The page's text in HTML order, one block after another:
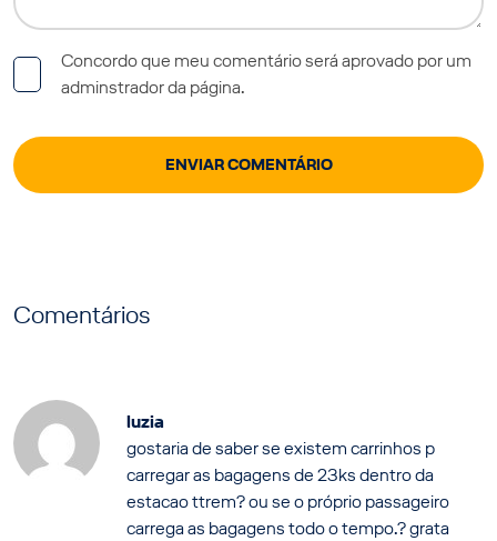
Concordo que meu comentário será aprovado por um
adminstrador da página.
Comentários
luzia
gostaria de saber se existem carrinhos p
carregar as bagagens de 23ks dentro da
estacao ttrem? ou se o próprio passageiro
carrega as bagagens todo o tempo.? grata